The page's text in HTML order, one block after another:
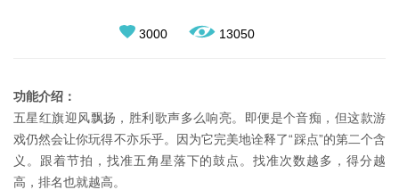
3000 13050
功能介绍：
五星红旗迎风飘扬，胜利歌声多么响亮。即便是个音痴，但这款游
戏仍然会让你玩得不亦乐乎。因为它完美地诠释了“踩点”的第二个含
义。跟着节拍，找准五角星落下的鼓点。找准次数越多，得分越
高，排名也就越高。